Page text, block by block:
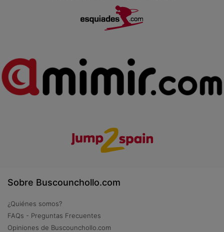
Sobre Buscounchollo.com
¿Quiénes somos?
FAQs - Preguntas Frecuentes
Opiniones de Buscounchollo.com